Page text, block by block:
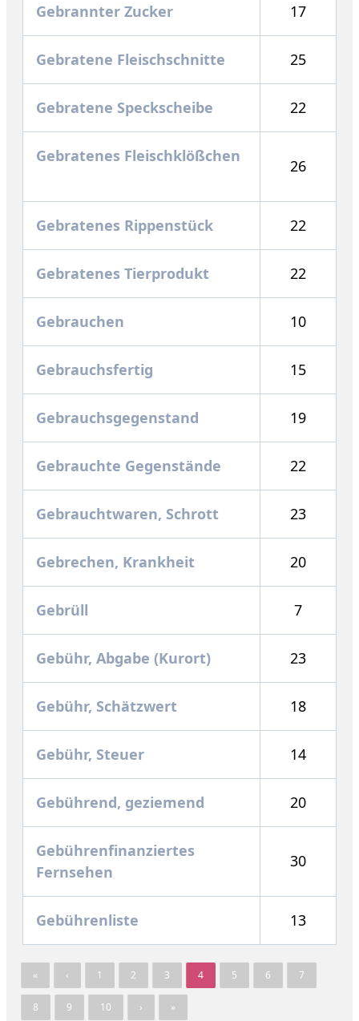
Gebrannter Zucker 17
Gebratene Fleischschnitte 25
Gebratene Speckscheibe 22
Gebratenes Fleischklößchen
26
Gebratenes Rippenstück 22
Gebratenes Tierprodukt 22
Gebrauchen 10
Gebrauchsfertig 15
Gebrauchsgegenstand 19
Gebrauchte Gegenstände 22
Gebrauchtwaren, Schrott 23
Gebrechen, Krankheit 20
Gebrüll 7
Gebühr, Abgabe (Kurort) 23
Gebühr, Schätzwert 18
Gebühr, Steuer 14
Gebührend, geziemend 20
Gebührenfinanziertes
Fernsehen
30
Gebührenliste 13
« ‹ 1 2 3 4 5 6 7
8 9 10 › »